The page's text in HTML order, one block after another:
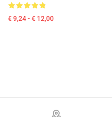
€ 9,24 - € 12,00